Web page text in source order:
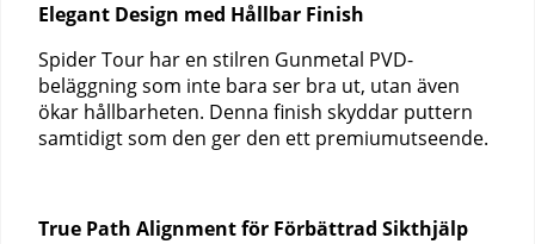
Elegant Design med Hållbar Finish
Spider Tour har en stilren Gunmetal PVD-
beläggning som inte bara ser bra ut, utan även
ökar hållbarheten. Denna finish skyddar puttern
samtidigt som den ger den ett premiumutseende.
True Path Alignment för Förbättrad Sikthjälp